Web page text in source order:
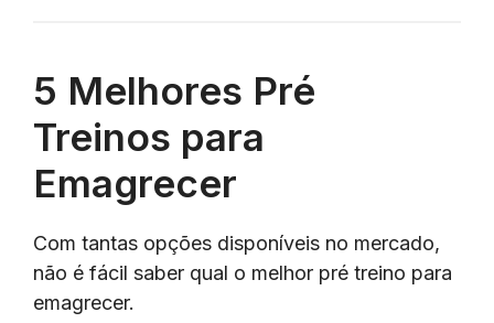
5 Melhores Pré
Treinos para
Emagrecer
Com tantas opções disponíveis no mercado,
não é fácil saber qual o melhor pré treino para
emagrecer.